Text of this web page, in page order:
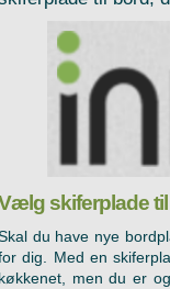
skiferplade
du have nye
dig. Med en
køkkenet, men du er